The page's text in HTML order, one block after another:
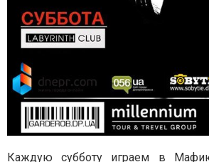
Каждую субботу играем в